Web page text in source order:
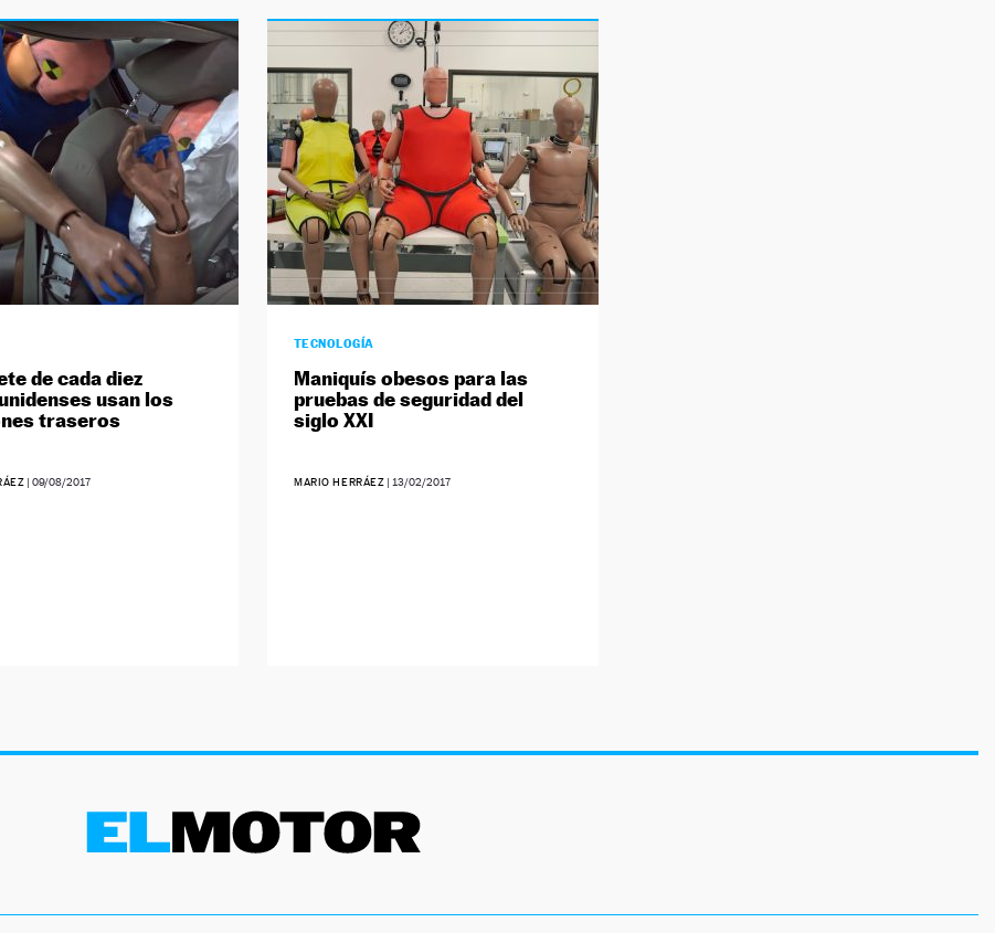
de cada diez
usan los
traseros
|09/08/2017
TECNOLOGÍA
Maniquís obesos para las
pruebas de seguridad del
siglo XXI
MARIO HERRÁEZ | 13/02/2017